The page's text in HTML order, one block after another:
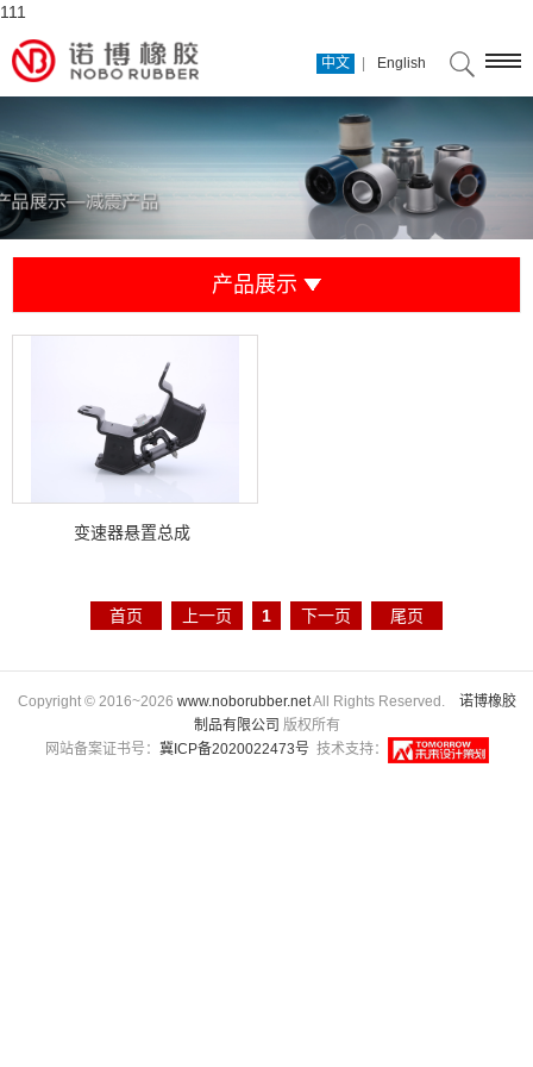
111
中文 English
产品展示
变速器悬置总成
首页 上一页 1 下一页 尾页
Copyright © 2016~2026 www.noborubber.netAll Rights Reserved. 诺博橡胶
制品有限公司 版权所有
网站备案证书号： 冀ICP备2020022473号技术支持：